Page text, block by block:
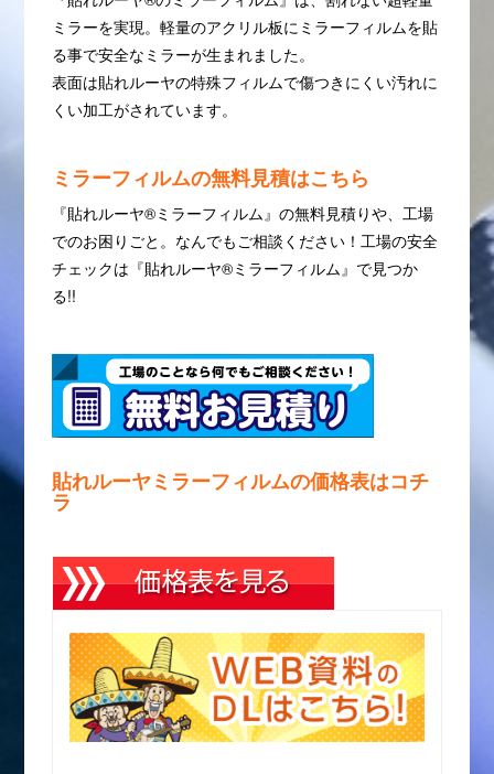
ミラーを実現。軽量のアクリル板にミラーフィルムを貼
る事で安全なミラーが生まれました。
表面は貼れルーヤの特殊フィルムで傷つきにくい汚れに
くい加工がされています。
ミラーフィルムの無料見積はこちら
『貼れルーヤ®︎ミラーフィルム』の無料見積りや、工場
でのお困りごと。なんでもご相談ください！工場の安全
チェックは『貼れルーヤ®︎ミラーフィルム』で見つか
る!!
貼れルーヤミラーフィルムの価格表はコチ
ラ